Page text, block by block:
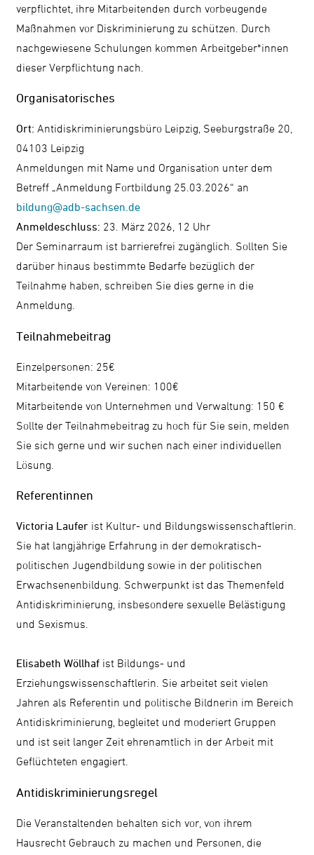
verpflichtet, ihre Mitarbeitenden durch vorbeugende
Maßnahmen vor Diskriminierung zu schützen. Durch
nachgewiesene Schulungen kommen Arbeitgeber*innen
dieser Verpflichtung nach.
Organisatorisches
Ort: Antidiskriminierungsbüro Leipzig, Seeburgstraße 20,
04103 Leipzig
Anmeldungen mit Name und Organisation unter dem
Betreff „Anmeldung Fortbildung 25.03.2026“ an
bildung@adb-sachsen.de
Anmeldeschluss: 23. März 2026, 12 Uhr
Der Seminarraum ist barrierefrei zugänglich. Sollten Sie
darüber hinaus bestimmte Bedarfe bezüglich der
Teilnahme haben, schreiben Sie dies gerne in die
Anmeldung.
Teilnahmebeitrag
Einzelpersonen: 25€
Mitarbeitende von Vereinen: 100€
Mitarbeitende von Unternehmen und Verwaltung: 150 €
Sollte der Teilnahmebeitrag zu hoch für Sie sein, melden
Sie sich gerne und wir suchen nach einer individuellen
Lösung.
Referentinnen
Victoria Laufer ist Kultur- und Bildungswissenschaftlerin.
Sie hat langjährige Erfahrung in der demokratisch-
politischen Jugendbildung sowie in der politischen
Erwachsenenbildung. Schwerpunkt ist das Themenfeld
Antidiskriminierung, insbesondere sexuelle Belästigung
und Sexismus.
Elisabeth Wöllhaf ist Bildungs- und
Erziehungswissenschaftlerin. Sie arbeitet seit vielen
Jahren als Referentin und politische Bildnerin im Bereich
Antidiskriminierung, begleitet und moderiert Gruppen
und ist seit langer Zeit ehrenamtlich in der Arbeit mit
Geflüchteten engagiert.
Antidiskriminierungsregel
Die Veranstaltenden behalten sich vor, von ihrem
Hausrecht Gebrauch zu machen und Personen, die